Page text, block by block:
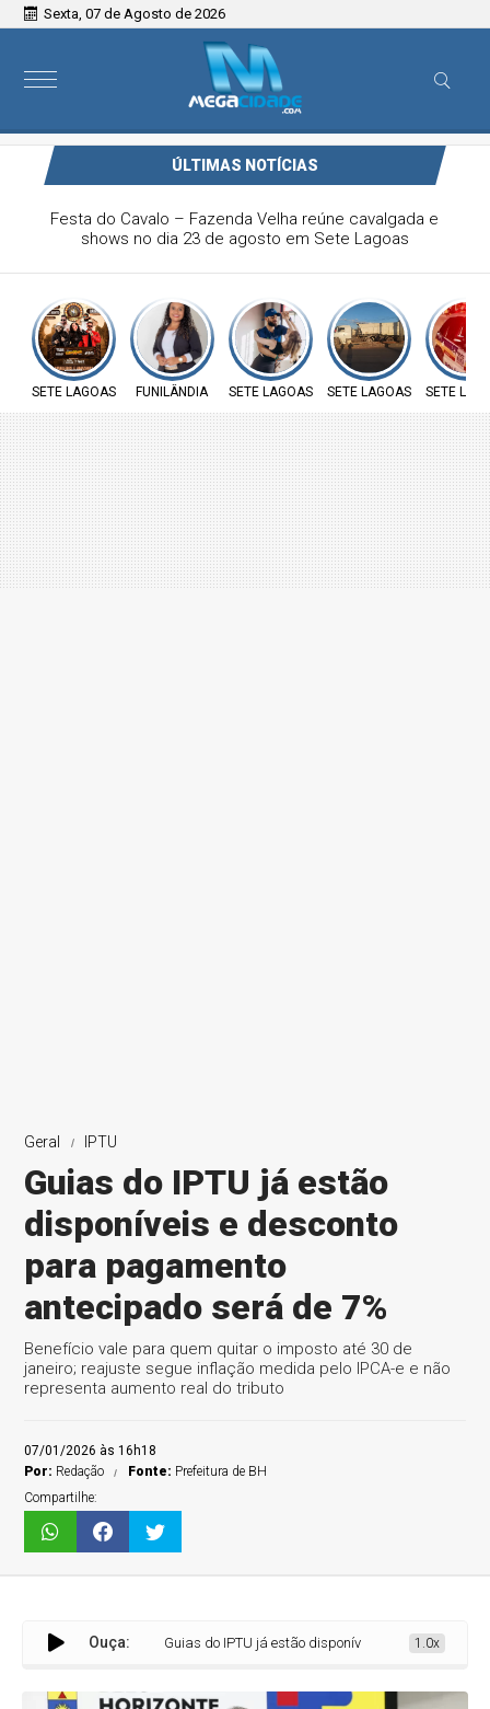
Sexta, 07 de Agosto de 2026
ÚLTIMAS NOTÍCIAS
Vereadora Carol Moura apresenta requerimento na defesa
sobre insalubridade aos servidores públicos e ao direito à
SETE LAGOAS FUNILÂNDIA SETE LAGOAS SETE LAGOAS SETE
Geral IPTU
Guias do IPTU já estão
disponíveis e desconto
para pagamento
antecipado será de 7%
Benefício vale para quem quitar o imposto até 30 de
janeiro; reajuste segue inflação medida pelo IPCA-e e não
representa aumento real do tributo
07/01/2026 às 16h18
Por: Redação Fonte: Prefeitura de BH
Compartilhe:
Ouça:
Guias do IPTU já estão disponíveis e desconto para1.0x